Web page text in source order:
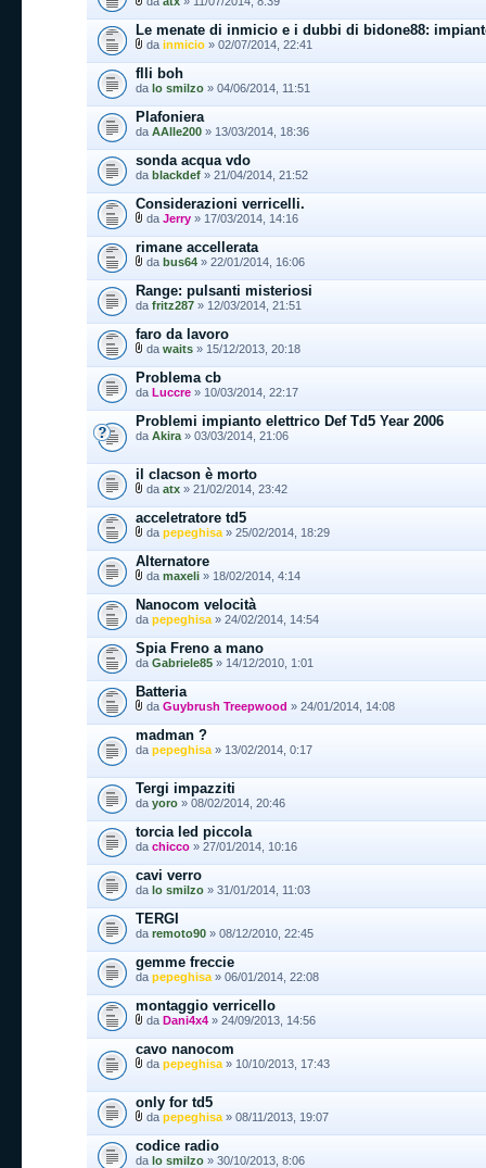
Le menate di inmicio e i dubbi di bidone88:
da inmicio » 02/07/2014, 22:41
flli boh
da lo smilzo » 04/06/2014, 11:51
Plafoniera
da AAlle200 » 13/03/2014, 18:36
sonda acqua vdo
da blackdef » 21/04/2014, 21:52
Considerazioni verricelli.
da Jerry » 17/03/2014, 14:16
rimane accellerata
da bus64 » 22/01/2014, 16:06
Range: pulsanti misteriosi
da fritz287 » 12/03/2014, 21:51
faro da lavoro
da waits » 15/12/2013, 20:18
Problema cb
da Luccre » 10/03/2014, 22:17
Problemi impianto elettrico Def Td5 Year 2006
da Akira » 03/03/2014, 21:06
il clacson è morto
da atx » 21/02/2014, 23:42
acceletratore td5
da pepeghisa » 25/02/2014, 18:29
Alternatore
da maxeli » 18/02/2014, 4:14
Nanocom velocità
da pepeghisa » 24/02/2014, 14:54
Spia Freno a mano
da Gabriele85 » 14/12/2010, 1:01
Batteria
da Guybrush Treepwood » 24/01/2014, 14:08
madman ?
da pepeghisa » 13/02/2014, 0:17
Tergi impazziti
da yoro » 08/02/2014, 20:46
torcia led piccola
da chicco » 27/01/2014, 10:16
cavi verro
da lo smilzo » 31/01/2014, 11:03
TERGI
da remoto90 » 08/12/2010, 22:45
gemme freccie
da pepeghisa » 06/01/2014, 22:08
montaggio verricello
da Dani4x4 » 24/09/2013, 14:56
cavo nanocom
da pepeghisa » 10/10/2013, 17:43
only for td5
da pepeghisa » 08/11/2013, 19:07
codice radio
da lo smilzo » 30/10/2013, 8:06